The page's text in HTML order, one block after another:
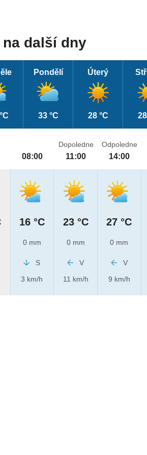
další dny
Pondělí
33 °C
Úterý
28 °C
08:00
16 °C
0 mm
S
3 km/h
Dopoledne
11:00
23 °C
0 mm
V
11 km/h
Odpoledne
14:00
27 °C
0 mm
V
9 km/h